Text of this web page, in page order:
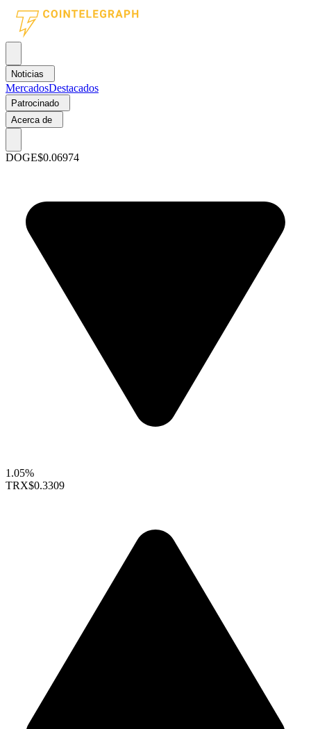
Noticias
MercadosDestacados
Patrocinado
Acerca de
DOGE$0.06974
1.05%
TRX$0.3309